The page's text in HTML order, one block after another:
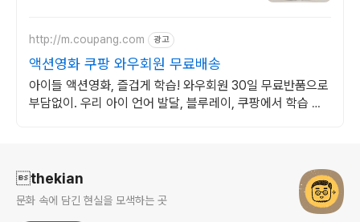
http://m.coupang.com 광고
액션영화 쿠팡 와우회원 무료배송
아이들 액션영화, 즐겁게 학습! 와우회원 30일 무료반품으로
부담없이. 우리 아이 언어 발달, 블루레이, 쿠팡에서 학습 콘
thekian
문화 속에 담긴 현실을 모색하는 곳